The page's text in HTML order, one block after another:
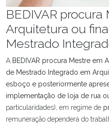
BEDIVAR procura
Arquitetura ou
Mestrado
A BEDIVAR procura Mestre em
de Mestrado Integrado em
esboço e posteriormente
implementação de loja de rua
particularidades), em regime de
remuneração dependerá do